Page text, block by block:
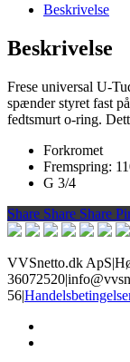
mm
Beskrivelse
Beskrivelse
Frese universal U-
spænder styret fast
fedtsmurt o-ring.
Forkromet
Fremspring:
G 3/4
Share
Share Share Share
VVSnetto.dk ApS|
36072520|
56|